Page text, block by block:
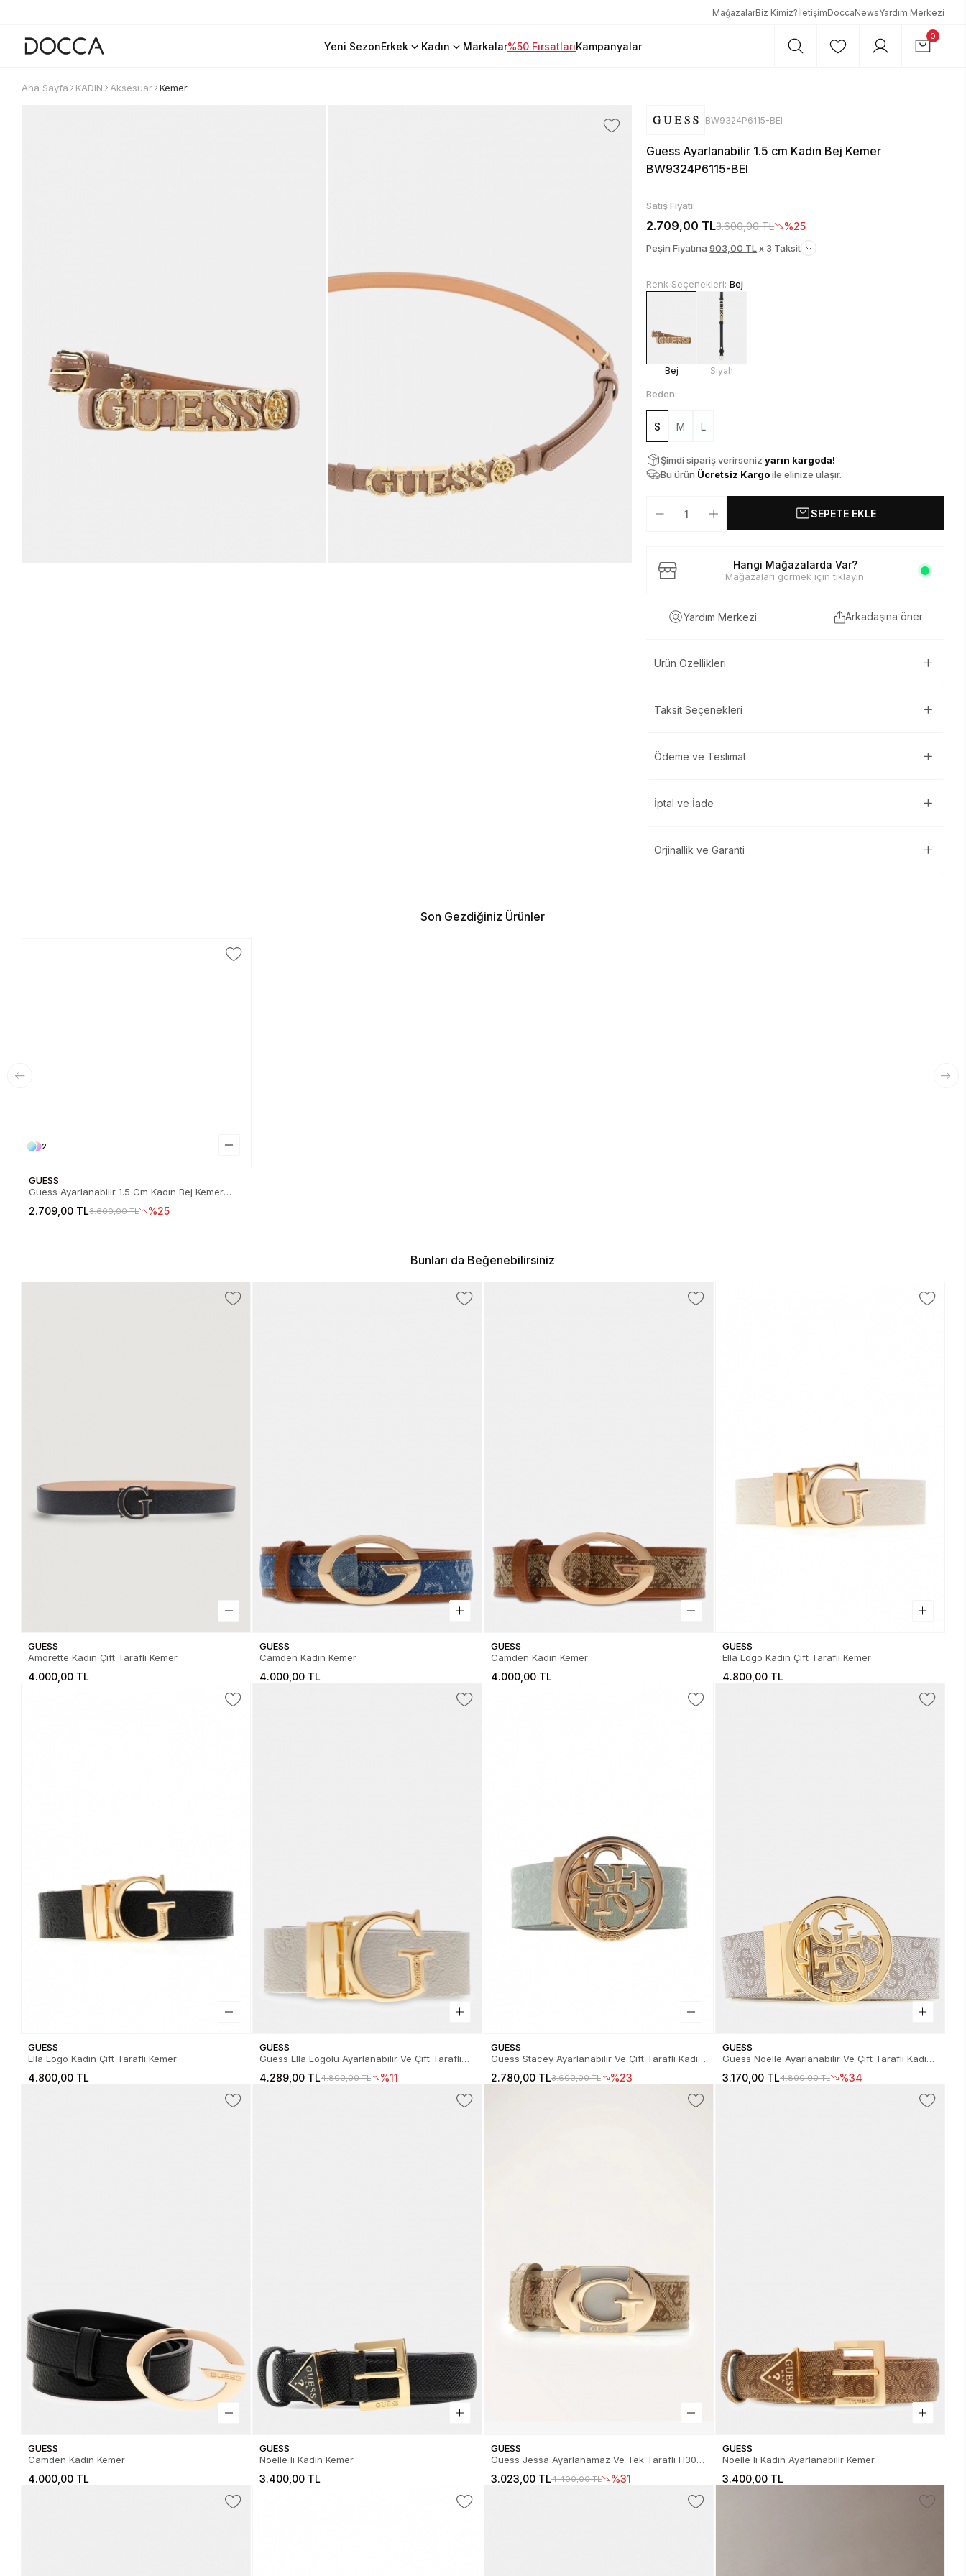
MağazalarBiz Kimiz?İletişimDoccaNewsYardım Merkezi
Yeni SezonErkek Kadın Markalar%50 FırsatlarıKampanyalar
0
Ana Sayfa KADIN Aksesuar Kemer
BW9324P6115-BEI
Guess Ayarlanabilir 1.5 cm Kadın Bej Kemer
BW9324P6115-BEI
Satış Fiyatı:
2.709,00 TL3.600,00 TL %25
Peşin Fiyatına903,00 TL x 3 Taksit
Renk Seçenekleri:Bej
Bej Siyah
Beden:
S M L
Şimdi sipariş verirsenizyarın kargoda!
Bu ürün Ücretsiz Kargoile elinize ulaşır.
SEPETE EKLE
Hangi Mağazalarda Var?
Mağazaları görmek için tıklayın.
Yardım Merkezi Arkadaşına öner
Ürün Özellikleri
Taksit Seçenekleri
Ödeme ve Teslimat
İptal ve İade
Orjinallik ve Garanti
Son Gezdiğiniz Ürünler
2
GUESS
Guess Ayarlanabilir 1.5 Cm Kadın Bej Kemer
2.709,00 TL3.600,00 TL %25
Bunları da Beğenebilirsiniz
GUESS
Amorette Kadın Çift Taraflı Kemer
4.000,00 TL
GUESS
Camden Kadın Kemer
4.000,00 TL
GUESS
Camden Kadın Kemer
4.000,00 TL
GUESS
Ella Logo Kadın Çift Taraflı Kemer
4.800,00 TL
GUESS
Ella Logo Kadın Çift Taraflı Kemer
4.800,00 TL
GUESS
Guess Ella Logolu Ayarlanabilir Ve Çift Taraflı
4.289,00 TL4.800,00 TL %11
GUESS
Guess Stacey Ayarlanabilir Ve Çift Taraflı Kadın
2.780,00 TL3.600,00 TL %23
GUESS
Guess Noelle Ayarlanabilir Ve Çift Taraflı Kadın
3.170,00 TL4.800,00 TL %34
GUESS
Camden Kadın Kemer
4.000,00 TL
GUESS
Noelle Ii Kadın Kemer
3.400,00 TL
GUESS
Guess Jessa Ayarlanamaz Ve Tek Taraflı H30
3.023,00 TL4.400,00 TL %31
GUESS
Noelle Ii Kadın Ayarlanabilir Kemer
3.400,00 TL